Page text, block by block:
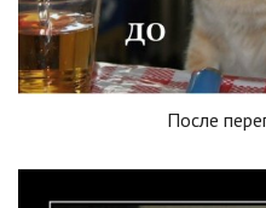
После